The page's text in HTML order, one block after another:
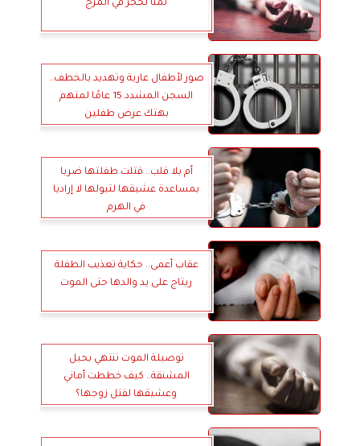
ثمنا لحجر في المرج
صور لأطفال عارية وتهديد بالخطف..
السجن المشدد 15 عامًا لمتهم
بهتك عرض طفلين
أم بلا قلب.. قتلت طفلتها ضربا
بمساعدة عشيقها لتبولها لا إراديا
في الهرم
عقاب أعمى.. حكاية تعذيب الطفلة
ريتاج على يد والدها حتى الموت
توصيلة الموت تنتهي بحبل
المشنقة.. كيف خططت أماني
وعشيقها لقتل زوجها؟